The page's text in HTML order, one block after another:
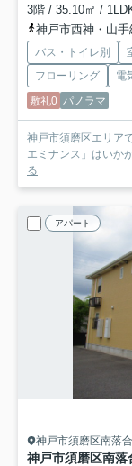
3階 / 35.10㎡ /
神戸市西神・山
バス・トイレ別
フローリング
電
敷礼0 パノラマ
神戸市須磨区エリア
エミナンス」はいか
る
アパート
神戸市須磨区南落合
神戸市須磨区南落